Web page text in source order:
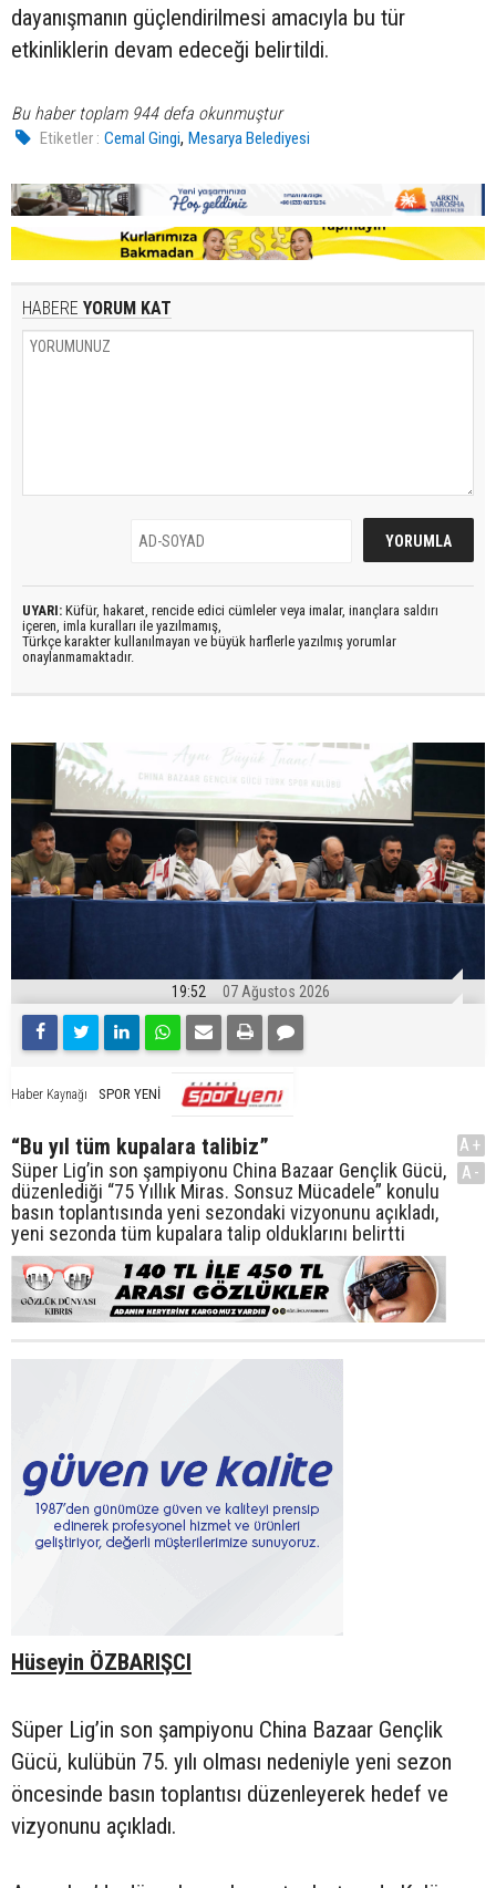
dayanışmanın güçlendirilmesi amacıyla bu tür
etkinliklerin devam edeceği belirtildi.
Bu haber toplam 944 defa okunmuştur
Etiketler : Cemal Gingi,Mesarya Belediyesi
HABERE YORUM KAT
UYARI: Küfür, hakaret, rencide edici cümleler veya imalar, inançlara saldırı
içeren, imla kuralları ile yazılmamış,
Türkçe karakter kullanılmayan ve büyük harflerle yazılmış yorumlar
onaylanmamaktadır.
19:52 07 Ağustos 2026
Haber Kaynağı SPOR YENİ
“Bu yıl tüm kupalara talibiz”
Süper Lig’in son şampiyonu China Bazaar Gençlik Gücü,
düzenlediği “75 Yıllık Miras. Sonsuz Mücadele” konulu
basın toplantısında yeni sezondaki vizyonunu açıkladı,
yeni sezonda tüm kupalara talip olduklarını belirtti
A+
A-
Hüseyin ÖZBARIŞCI
Süper Lig’in son şampiyonu China Bazaar Gençlik
Gücü, kulübün 75. yılı olması nedeniyle yeni sezon
öncesinde basın toplantısı düzenleyerek hedef ve
vizyonunu açıkladı.